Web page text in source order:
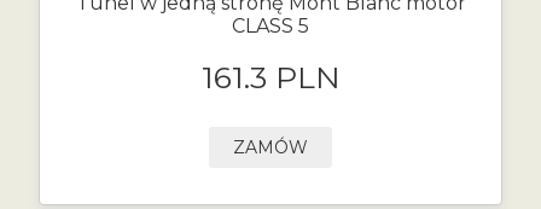
CLASS 5
161.3 PLN
ZAMÓW